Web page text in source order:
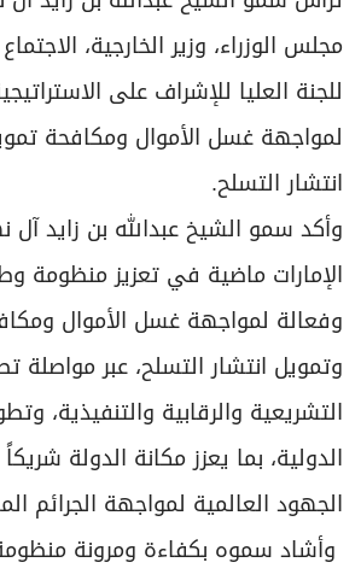
عدد اليوم
مواقيت الصلاة
الأحوال الجوية
مجلس الوزراء، وزير الخارجية،
للجنة العليا للإشراف على
لمواجهة غسل الأموال ومكافحة
انتشار التسلح.
وأكد سمو الشيخ عبدالله بن زايد آل
الإمارات ماضية في تعزيز منظومة
وفعالة لمواجهة غسل الأموال
وتمويل انتشار التسلح، عبر مواصلة
التشريعية والرقابية والتنفيذية،
الدولية، بما يعزز مكانة الدولة
الجهود العالمية لمواجهة الجرائم
وأشاد سموه بكفاءة ومرونة